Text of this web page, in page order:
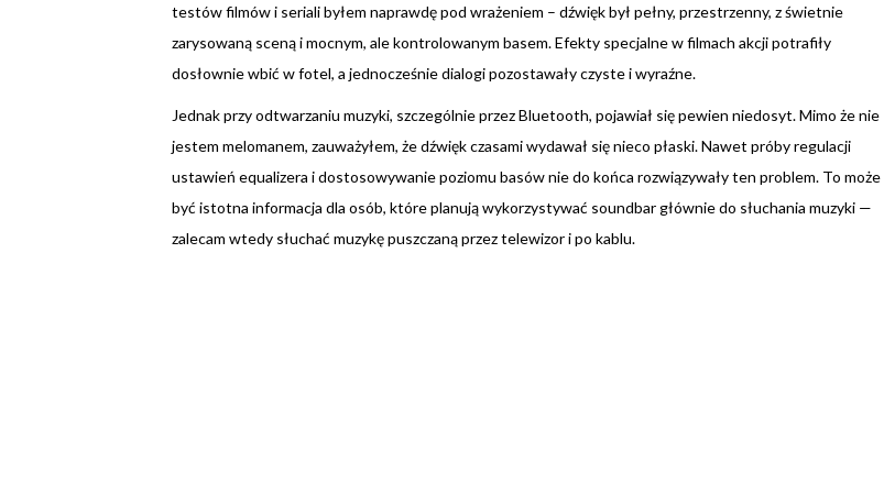
testów filmów i seriali byłem naprawdę pod wrażeniem – dźwięk był pełny, przestrzenny, z świetnie
zarysowaną sceną i mocnym, ale kontrolowanym basem. Efekty specjalne w filmach akcji potrafiły
dosłownie wbić w fotel, a jednocześnie dialogi pozostawały czyste i wyraźne.
Jednak przy odtwarzaniu muzyki, szczególnie przez Bluetooth, pojawiał się pewien niedosyt. Mimo że nie
jestem melomanem, zauważyłem, że dźwięk czasami wydawał się nieco płaski. Nawet próby regulacji
ustawień equalizera i dostosowywanie poziomu basów nie do końca rozwiązywały ten problem. To może
być istotna informacja dla osób, które planują wykorzystywać soundbar głównie do słuchania muzyki —
zalecam wtedy słuchać muzykę puszczaną przez telewizor i po kablu.